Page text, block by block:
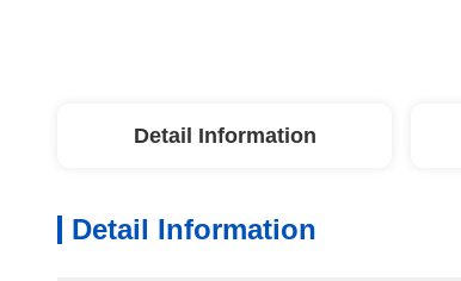
Detail Information
Detail Information